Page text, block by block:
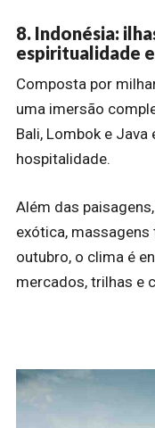
8. Indonésia:
espiritualidade
Composta por
uma imersão
Bali, Lombok e
hospitalidade.
Além das
exótica, massagens
outubro, o clima é
mercados, trilhas e